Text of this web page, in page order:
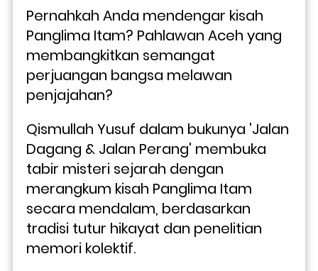
Pernahkah Anda mendengar kisah
Panglima Itam? Pahlawan Aceh yang
membangkitkan semangat
perjuangan bangsa melawan
penjajahan?
Qismullah Yusuf dalam bukunya 'Jalan
Dagang & Jalan Perang' membuka
tabir misteri sejarah dengan
merangkum kisah Panglima Itam
secara mendalam, berdasarkan
tradisi tutur hikayat dan penelitian
memori kolektif.